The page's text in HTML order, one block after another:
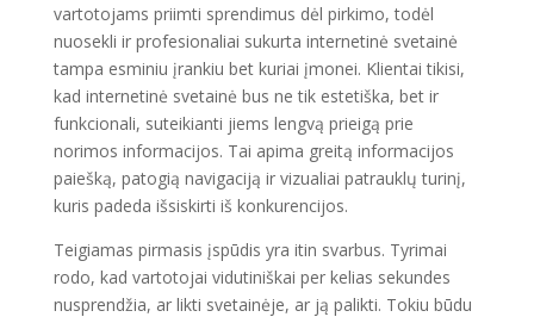
vartotojams priimti sprendimus dėl pirkimo, todėl
nuosekli ir profesionaliai sukurta internetinė svetainė
tampa esminiu įrankiu bet kuriai įmonei. Klientai tikisi,
kad internetinė svetainė bus ne tik estetiška, bet ir
funkcionali, suteikianti jiems lengvą prieigą prie
norimos informacijos. Tai apima greitą informacijos
paiešką, patogią navigaciją ir vizualiai patrauklų turinį,
kuris padeda išsiskirti iš konkurencijos.
Teigiamas pirmasis įspūdis yra itin svarbus. Tyrimai
rodo, kad vartotojai vidutiniškai per kelias sekundes
nusprendžia, ar likti svetainėje, ar ją palikti. Tokiu būdu